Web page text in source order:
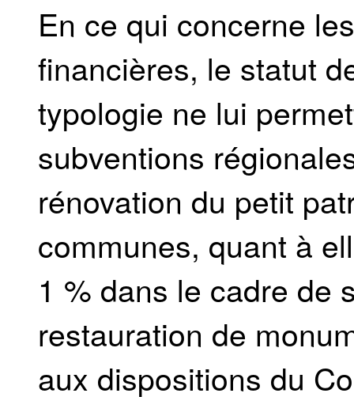
En ce qui concerne
financières, le statut
typologie ne lui
subventions
rénovation du petit
communes, quant à
1 % dans le cadre de
restauration de
aux dispositions du